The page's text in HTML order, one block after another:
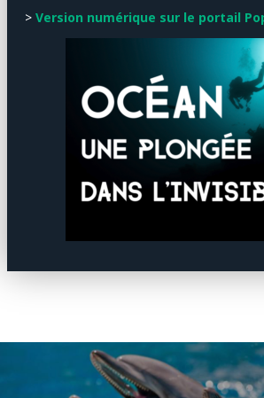
> Version numérique sur le portail